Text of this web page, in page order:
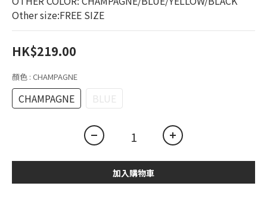
Other size:FREE SIZE
HK$219.00
顏色 : CHAMPAGNE
CHAMPAGNE BLUE
加入購物車